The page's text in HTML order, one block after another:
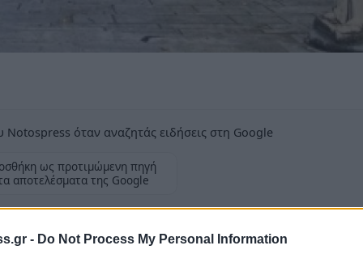
- Do Not Process My Personal Information
όταν αναζητάς ειδήσεις στη Google
ως προτιμώμενη πηγή
αποτελέσματα της Google